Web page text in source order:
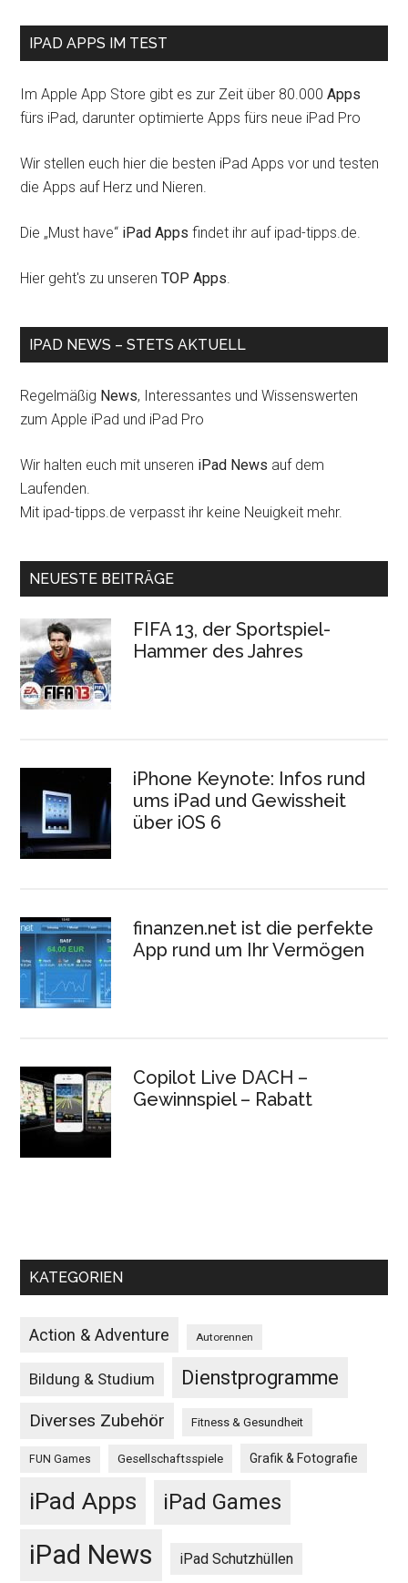
IPAD APPS IM TEST
Im Apple App Store gibt es zur Zeit über 80.000Apps
fürs iPad, darunter optimierte Apps fürs neue iPad Pro
Wir stellen euch hier die besten iPad Apps vor und testen
die Apps auf Herz und Nieren.
Die „Must have“ iPad Apps findet ihr auf ipad-tipps.de.
Hier geht's zu unserenTOP Apps.
IPAD NEWS – STETS AKTUELL
Regelmäßig News, Interessantes und Wissenswerten
zum Apple iPad und iPad Pro
Wir halten euch mit unseren iPad News auf dem
Laufenden.
Mit ipad-tipps.de verpasst ihr keine Neuigkeit mehr.
NEUESTE BEITRÄGE
FIFA 13, der Sportspiel-
Hammer des Jahres
iPhone Keynote: Infos rund
ums iPad und Gewissheit
über iOS 6
finanzen.net ist die perfekte
App rund um Ihr Vermögen
Copilot Live DACH –
Gewinnspiel – Rabatt
KATEGORIEN
Action & Adventure Autorennen
Bildung & Studium Dienstprogramme
Diverses Zubehör Fitness & Gesundheit
FUN Games Gesellschaftsspiele Grafik & Fotografie
iPad Apps iPad Games
iPad News iPad Schutzhüllen